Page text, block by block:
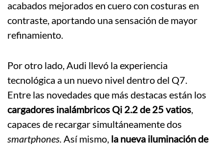
acabados mejorados en cuero con costuras en
contraste, aportando una sensación de mayor
refinamiento.
Por otro lado, Audi llevó la experiencia
tecnológica a un nuevo nivel dentro del Q7.
Entre las novedades que más destacas están los
cargadores inalámbricos Qi 2.2 de 25 vatios,
capaces de recargar simultáneamente dos
smartphones. Así mismo, la nueva iluminación de